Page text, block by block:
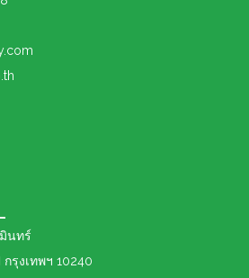
นทร์
รุงเทพฯ 10240